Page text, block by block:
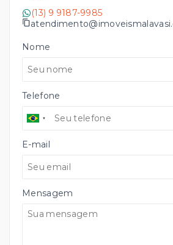
(13) 9 9187-9985
Nome
Telefone
E-mail
Mensagem